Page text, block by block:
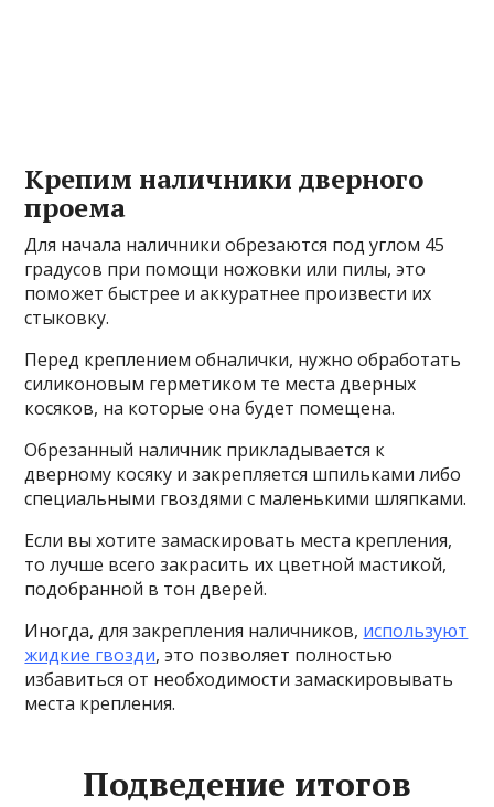
Крепим наличники дверного
проема
Для начала наличники обрезаются под углом 45
градусов при помощи ножовки или пилы, это
поможет быстрее и аккуратнее произвести их
стыковку.
Перед креплением обналички, нужно обработать
силиконовым герметиком те места дверных
косяков, на которые она будет помещена.
Обрезанный наличник прикладывается к
дверному косяку и закрепляется шпильками либо
специальными гвоздями с маленькими шляпками.
Если вы хотите замаскировать места крепления,
то лучше всего закрасить их цветной мастикой,
подобранной в тон дверей.
Иногда, для закрепления наличников, используют
жидкие гвозди, это позволяет полностью
избавиться от необходимости замаскировывать
места крепления.
Подведение итогов